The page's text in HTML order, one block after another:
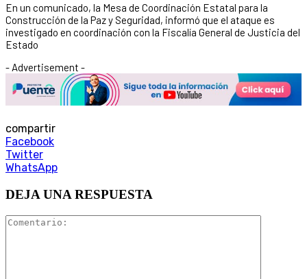
En un comunicado, la Mesa de Coordinación Estatal para la
Construcción de la Paz y Seguridad, informó que el ataque es
investigado en coordinación con la Fiscalía General de Justicia del
Estado
- Advertisement -
compartir
Facebook
Twitter
WhatsApp
DEJA UNA RESPUESTA